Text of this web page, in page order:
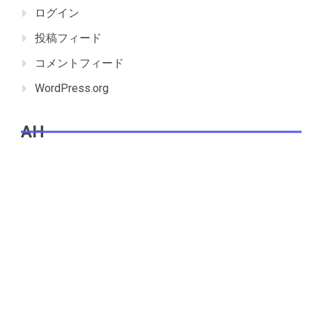
ログイン
投稿フィード
コメントフィード
WordPress.org
AH